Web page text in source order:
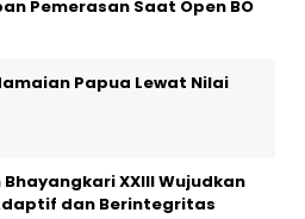
Pemerasan Saat Open BO
Papua Lewat Nilai
XXIII Wujudkan
dan Berintegritas